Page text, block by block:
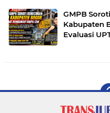
GMPB
Kabupaten
Evaluasi